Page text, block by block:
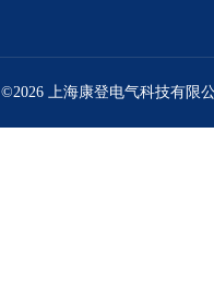
©2026 上海康登电气科技有限